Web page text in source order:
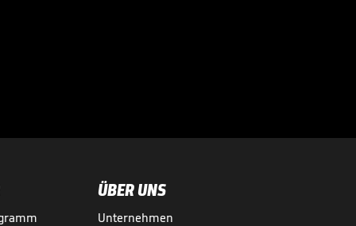
ÜBER UNS
Unternehmen